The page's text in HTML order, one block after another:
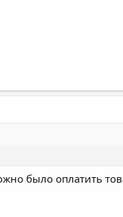
было оплатить